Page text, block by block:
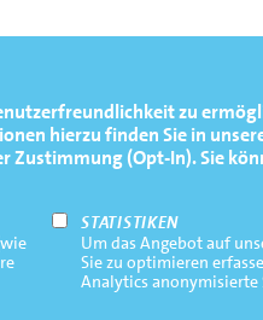
zu
hierzu finden Sie in
(Opt-In). Sie
STATISTIKEN
Um das Angebot auf
Sie zu optimieren
Analytics